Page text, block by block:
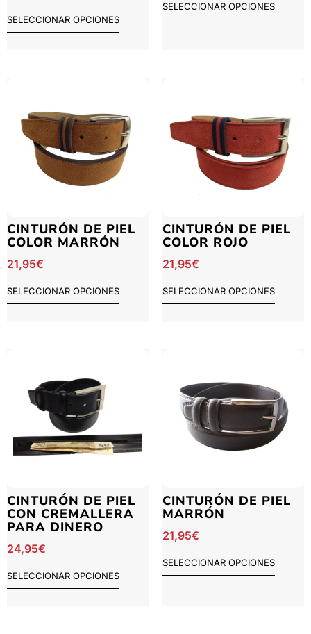
SELECCIONAR OPCIONES
SELECCIONAR OPCIONES
CINTURÓN DE PIEL
COLOR MARRÓN
21,95€
SELECCIONAR OPCIONES
CINTURÓN DE PIEL
COLOR ROJO
21,95€
SELECCIONAR OPCIONES
CINTURÓN DE PIEL
CON CREMALLERA
PARA DINERO
24,95€
SELECCIONAR OPCIONES
CINTURÓN DE PIEL
MARRÓN
21,95€
SELECCIONAR OPCIONES